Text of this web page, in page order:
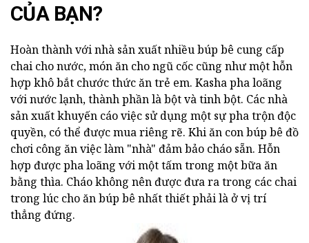
CỦA BẠN?
Hoàn thành với nhà sản xuất nhiều búp bê cung cấp
chai cho nước, món ăn cho ngũ cốc cũng như một hỗn
hợp khô bắt chước thức ăn trẻ em. Kasha pha loãng
với nước lạnh, thành phần là bột và tinh bột. Các nhà
sản xuất khuyến cáo việc sử dụng một sự pha trộn độc
quyền, có thể được mua riêng rẽ. Khi ăn con búp bê đồ
chơi công ăn việc làm "nhà" đảm bảo cháo sẵn. Hỗn
hợp được pha loãng với một tấm trong một bữa ăn
bằng thìa. Cháo không nên được đưa ra trong các chai
trong lúc cho ăn búp bê nhất thiết phải là ở vị trí
thẳng đứng.